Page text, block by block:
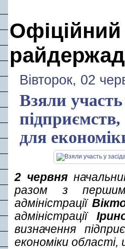
Вівторок, 02
Взяли участь
для
2 червня
разом з першим
адміністрації
адміністрації
визначення
економіки